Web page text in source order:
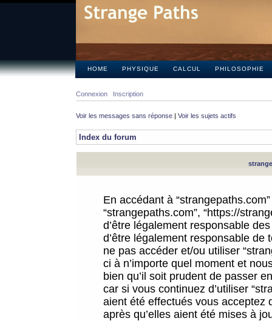
HOME PHYSIQUE CALCUL PHILOSOPHIE
Connexion Inscription
Voir les messages sans réponse | Voir les sujets actifs
Index du forum
En accédant à
“strangepaths.com”, “https://
d’être légalement responsable
d’être légalement responsable
ne pas accéder et/ou utiliser
ci à n’importe quel moment et
bien qu’il soit prudent de passer
car si vous continuez d’utiliser
aient été effectués vous acceptez
après qu’elles aient été mises à